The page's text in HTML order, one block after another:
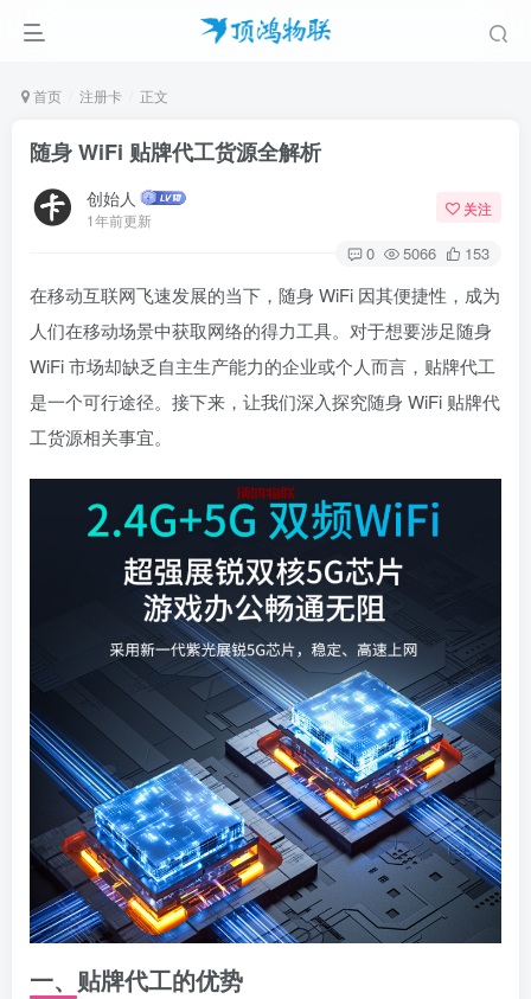
首页 注册卡 正文
随身 WiFi 贴牌代工货源全解析
创始人
1年前更新
关注
0 5066 153
在移动互联网飞速发展的当下，随身 WiFi 因其便捷性，成为
人们在移动场景中获取网络的得力工具。对于想要涉足随身
WiFi 市场却缺乏自主生产能力的企业或个人而言，贴牌代工
是一个可行途径。接下来，让我们深入探究随身 WiFi 贴牌代
工货源相关事宜。
一、贴牌代工的优势